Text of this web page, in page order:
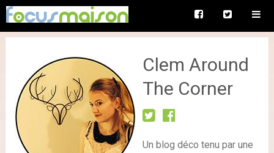
Clem Around
The Corner
Un blog déco tenu par une